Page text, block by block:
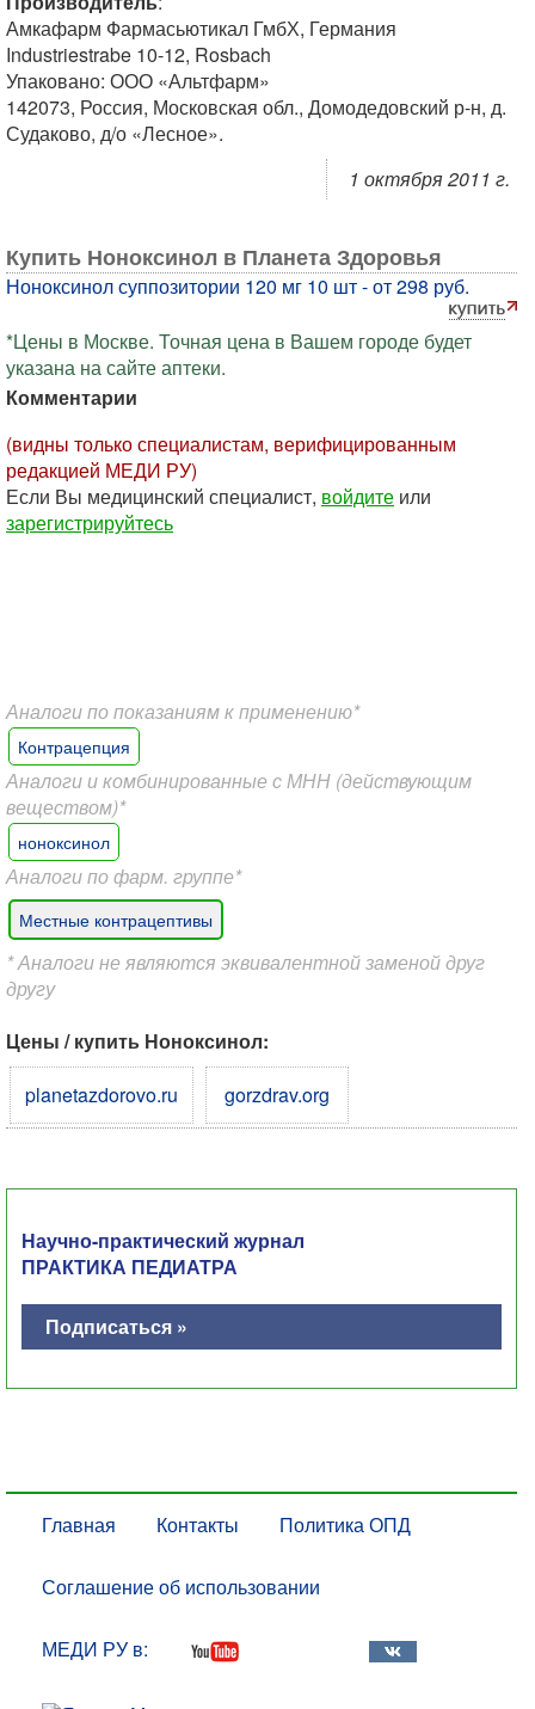
Амкафарм Фармасьютикал ГмбХ, Германия
Industriestrabe 10-12, Rosbach
Упаковано: ООО «Альтфарм»
142073, Россия, Московская обл., Домодедовский р-н, д.
Судаково, д/о «Лесное».
1 октября 2011 г.
Купить Ноноксинол в Планета Здоровья
Ноноксинол суппозитории 120 мг 10 шт - от 298 руб.
*Цены в Москве. Точная цена в Вашем городе будет
указана на сайте аптеки.
Комментарии
(видны только специалистам, верифицированным
редакцией МЕДИ РУ)
Если Вы медицинский специалист, войдите или
зарегистрируйтесь
Аналоги по показаниям к применению*
Контрацепция
Аналоги и комбинированные с МНН (действующим
веществом)*
ноноксинол
Аналоги по фарм. группе*
Местные контрацептивы
* Аналоги не являются эквивалентной заменой друг
другу
Цены / купить Ноноксинол:
planetazdorovo.ru
gorzdrav.org
Научно-практический журнал
ПРАКТИКА ПЕДИАТРА
Подписаться »
Главная Контакты Политика ОПД
Соглашение об использовании
МЕДИ РУ в: